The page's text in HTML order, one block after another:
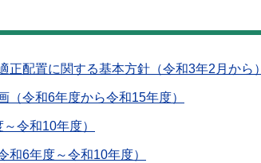
正配置に関する基本方針（令和3年2月から）
（令和6年度から令和15年度）
令和10年度）
和6年度～令和10年度）